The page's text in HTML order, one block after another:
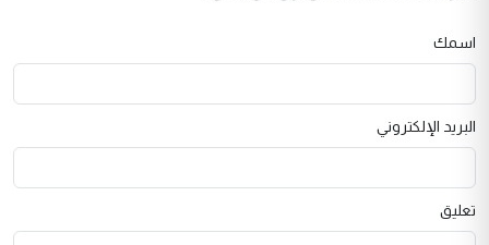
اسمك
البريد الإلكتروني
تعليق